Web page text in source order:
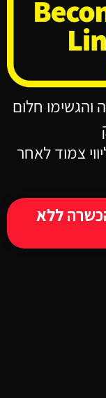
חלום
צמוד לאחר
ללא